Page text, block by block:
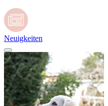
Neuigkeiten